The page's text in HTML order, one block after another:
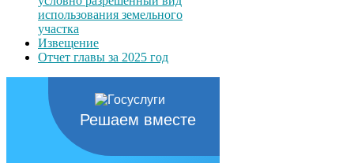
использования земельного
участка
Извещение
Отчет главы за 2025 год
Решаем вместе